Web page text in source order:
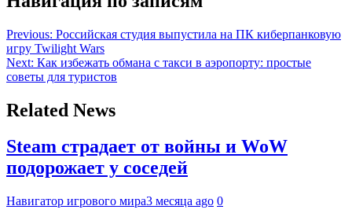
Previous: Российская студия выпустила на ПК киберпанковую
игру Twilight Wars
Next: Как избежать обмана с такси в аэропорту: простые
советы для туристов
Related News
Steam страдает от войны и WoW
подорожает у соседей
Навигатор игрового мира3 месяца ago 0